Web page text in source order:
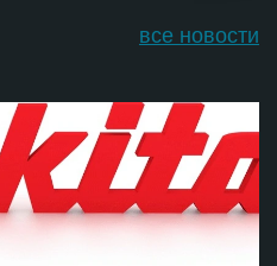
все новости